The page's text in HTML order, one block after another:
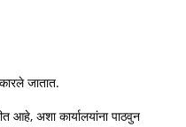
जातात.
आहे, अशा कार्यालयांना पाठवुन